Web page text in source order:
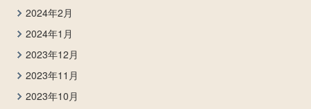
2024年2月
2024年1月
2023年12月
2023年11月
2023年10月